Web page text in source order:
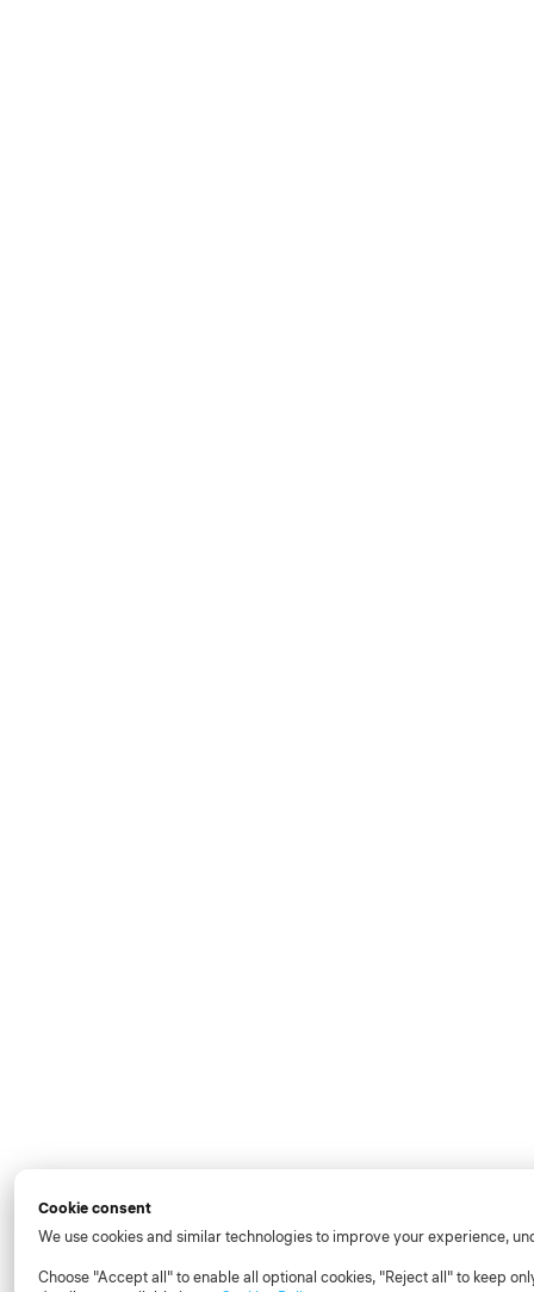
Cookie consent
We use cookies and similar technologies to improve your experience,
Choose "Accept all" to enable all optional cookies, "Reject all" to keep